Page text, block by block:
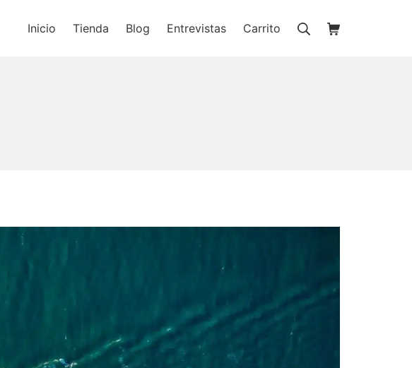
Inicio Tienda Blog Entrevistas Carrito BuscarCarrito de la